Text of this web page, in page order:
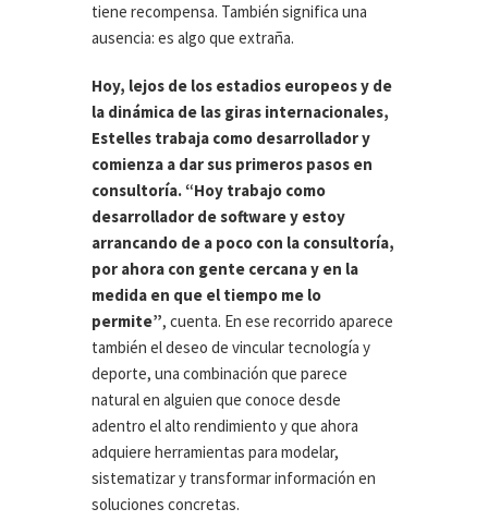
tiene recompensa. También significa una
ausencia: es algo que extraña.
Hoy, lejos de los estadios europeos y de
la dinámica de las giras internacionales,
Estelles trabaja como desarrollador y
comienza a dar sus primeros pasos en
consultoría. “Hoy trabajo como
desarrollador de software y estoy
arrancando de a poco con la consultoría,
por ahora con gente cercana y en la
medida en que el tiempo me lo
permite”, cuenta. En ese recorrido aparece
también el deseo de vincular tecnología y
deporte, una combinación que parece
natural en alguien que conoce desde
adentro el alto rendimiento y que ahora
adquiere herramientas para modelar,
sistematizar y transformar información en
soluciones concretas.